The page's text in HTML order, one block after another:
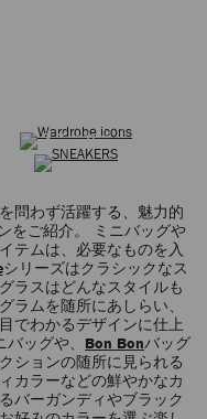
スニーカー
問わず活躍する、魅力的
をご紹介。 ミニバッグや
テムは、必要なものを入
シリーズはクラシックなス
ラスはどんなスタイルも
ラムを随所にあしらい、
でわかるデザインに仕上
ッグや、 Bon Bonバッグ
ションの随所に見られる
カラーなどの鮮やかなカ
バーガンディやブラック